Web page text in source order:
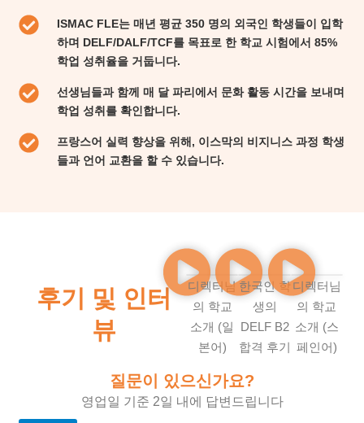
ISMAC FLE는 매년 평균 350 명의 외국인 학생들이 입학
하며 DELF/DALF/TCF를 목표로 한 학교 시험에서 85%
학업 성취율을 거둡니다.
선생님들과 함께 매 달 파리에서 문화 활동 시간을 보내며
학업 성취를 확인합니다.
프랑스어 실력 향상을 위해, 이스막의 비지니스 과정 학생
들과 언어 교환을 할 수 있습니다.
후기 및 인터
뷰
디렉터님
의 학교
소개 (일
본어)
한국인 학
생의
DELF B2
합격 후기
디렉터님
의 학교
소개 (스
페인어)
질문이 있으신가요?
영업일 기준 2일 내에 답변드립니다